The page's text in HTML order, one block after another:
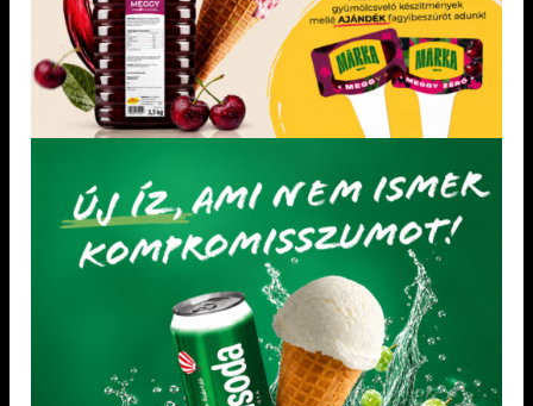
Dia-Wellness Bejgli Mix
Dia-Wellness Sütőliszt
Paleolit Bejgli mix
Gluténmentes Palacsintapor